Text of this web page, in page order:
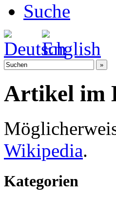
Suche
Artikel im
Wikipedia.
Kategorien